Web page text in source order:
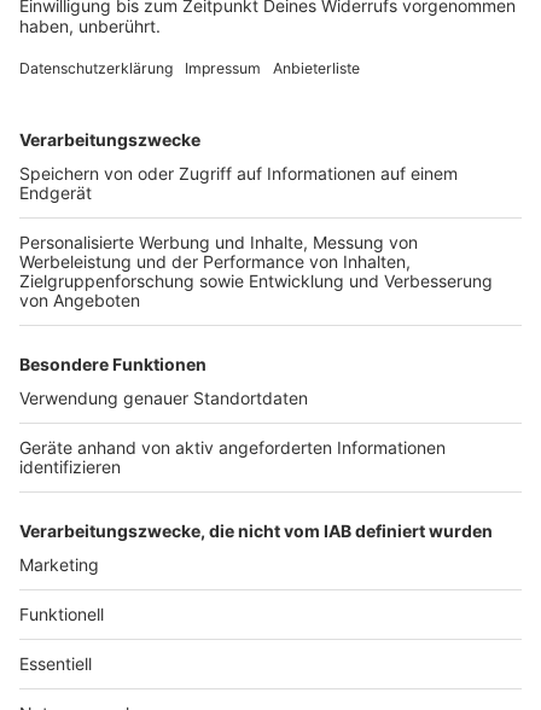
er uns täglich mit raffinierten Rezepten zum
Nachkochen oder Nachkochen lassen. Nelson nimmt
uns mit in seine Küche und weiht uns in die
Kitchen Club by Nelson Müller ist etwas für alle
wissen, dass Kardamom ein Gewürz ist und kein
Ersatzteil fürs Auto. Das ist "Foodtainment" der
Extraklasse. Feinste Küche, die man überall genießen
kann. Serviert in eurem Lieblingsradio. Bon Appetit -
oder wie Nelson es sagt: "Macht nix, wenn's
schmeckt!"
Terminen
Anzeige
Anzeige